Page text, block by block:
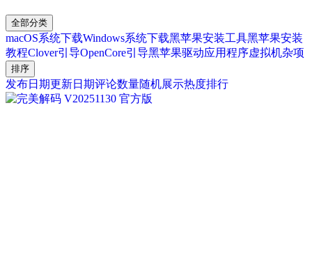
全部分类
macOS系统下载Windows系统下载黑苹果安装工具黑苹果安装
教程Clover引导OpenCore引导黑苹果驱动应用程序虚拟机杂项
排序
发布日期更新日期评论数量随机展示热度排行